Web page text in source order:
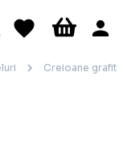
Creioane grafit